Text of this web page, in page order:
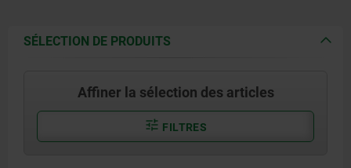
en inox 1.4310.
SÉLECTION DE PRODUITS
Affiner la sélection des articles
FILTRES